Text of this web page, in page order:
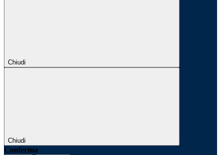
Chiudi
Chiudi
Conferma